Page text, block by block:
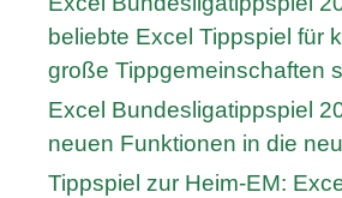
beliebte Excel Tippspiel für
große Tippgemeinschaften
Excel Bundesligatippspiel
neuen Funktionen in die
Tippspiel zur Heim-EM: